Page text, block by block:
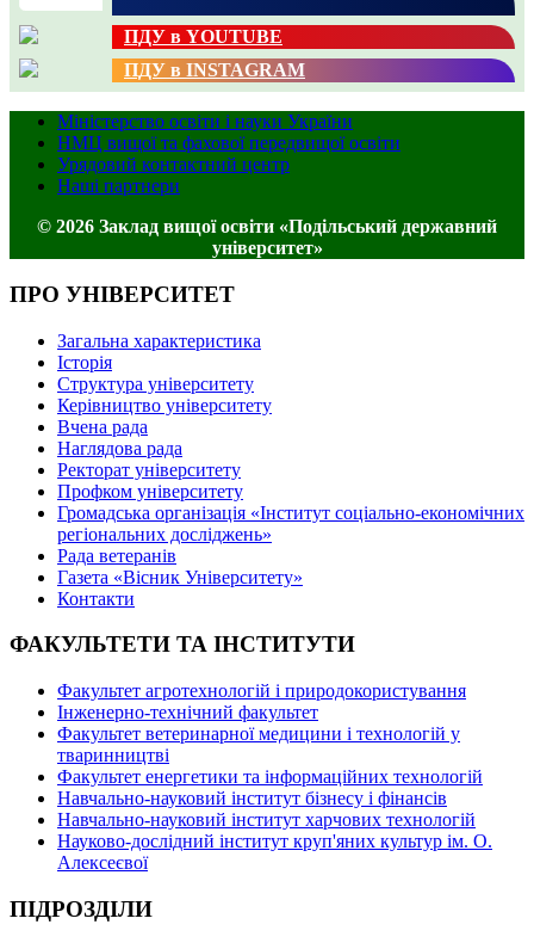
ПДУ в YOUTUBE
ПДУ в INSTAGRAM
Міністерство освіти і науки України
НМЦ вищої та фахової передвищої освіти
Урядовий контактний центр
Наші партнери
© 2026 Заклад вищої освіти «Подільський державний
університет»
ПРО УНІВЕРСИТЕТ
Загальна характеристика
Історія
Структура університету
Керівництво університету
Вчена рада
Наглядова рада
Ректорат університету
Профком університету
Громадська організація «Інститут соціально-економічних
регіональних досліджень»
Рада ветеранів
Газета «Вісник Університету»
Контакти
ФАКУЛЬТЕТИ ТА ІНСТИТУТИ
Факультет агротехнологій і природокористування
Інженерно-технічний факультет
Факультет ветеринарної медицини і технологій у
тваринництві
Факультет енергетики та інформаційних технологій
Навчально-науковий інститут бізнесу і фінансів
Навчально-науковий інститут харчових технологій
Науково-дослідний інститут круп'яних культур ім. О.
Алексеєвої
ПІДРОЗДІЛИ